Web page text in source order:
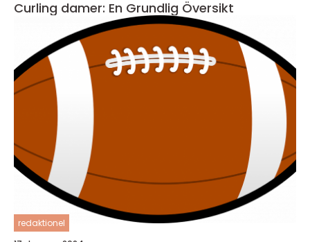
Curling damer: En Grundlig Översikt
redaktionel